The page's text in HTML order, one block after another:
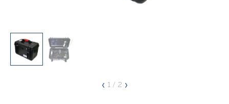
‹ 1 / 2 ›